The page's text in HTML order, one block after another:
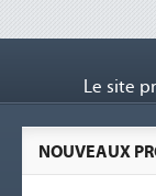
Le site
NOUVEAUX